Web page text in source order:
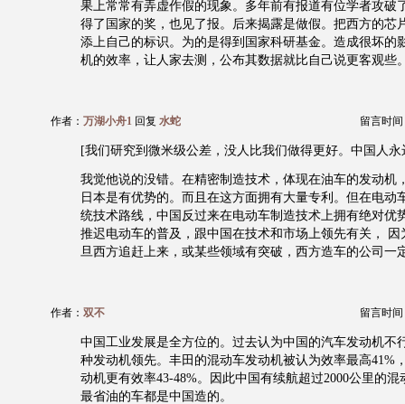
果上常常有弄虚作假的现象。多年前有报道有位学者攻破
得了国家的奖，也见了报。后来揭露是做假。把西方的芯
添上自己的标识。为的是得到国家科研基金。造成很坏的
机的效率，让人家去测，公布其数据就比自己说更客观些
作者： 万湖小舟1 回复 水蛇 留言时间
[我们研究到微米级公差，没人比我们做得更好。中国人
我觉他说的没错。在精密制造技术，体现在油车的发动机
日本是有优势的。而且在这方面拥有大量专利。但在电动
统技术路线，中国反过来在电动车制造技术上拥有绝对优
推迟电动车的普及，跟中国在技术和市场上领先有关， 因
旦西方追赶上来，或某些领域有突破，西方造车的公司一
作者： 双不 留言时间
中国工业发展是全方位的。过去认为中国的汽车发动机不
种发动机领先。丰田的混动车发动机被认为效率最高41%
动机更有效率43-48%。因此中国有续航超过2000公里的
最省油的车都是中国造的。